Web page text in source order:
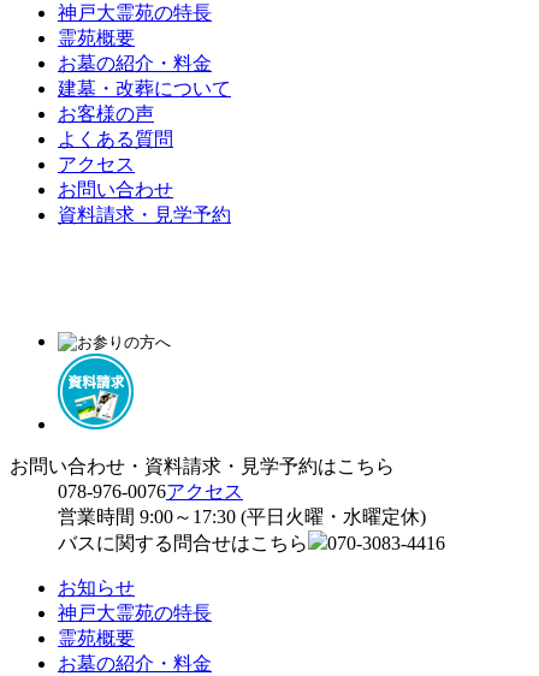
神戸大霊苑の特長
霊苑概要
お墓の紹介・料金
建墓・改葬について
お客様の声
よくある質問
アクセス
お問い合わせ
資料請求・見学予約
お問い合わせ・資料請求・見学予約はこちら
078-976-0076アクセス
営業時間 9:00～17:30 (平日火曜・水曜定休)
バスに関する問合せはこちら
070-3083-4416
お知らせ
神戸大霊苑の特長
霊苑概要
お墓の紹介・料金